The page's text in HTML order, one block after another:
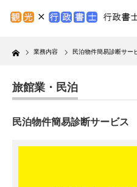
Home 業務内容 民泊物件簡易診断サー
旅館業・民泊
民泊物件簡易診断サービス